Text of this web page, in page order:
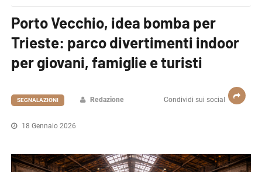
Porto Vecchio, idea bomba per
Trieste: parco divertimenti indoor
per giovani, famiglie e turisti
Condividi sui social
SEGNALAZIONI Redazione
18 Gennaio 2026